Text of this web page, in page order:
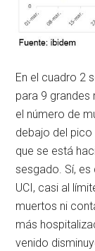
En el cuadro 2
para 9 grandes
el número de
debajo del pico
que se está
sesgado. Sí,
UCI, casi al
muertos ni
más
venido